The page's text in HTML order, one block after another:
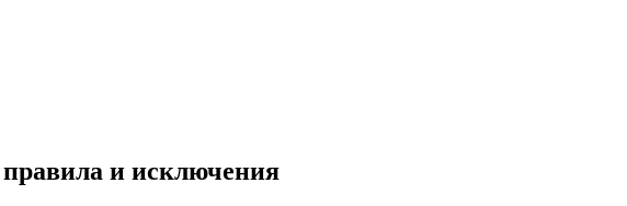
правила и исключения